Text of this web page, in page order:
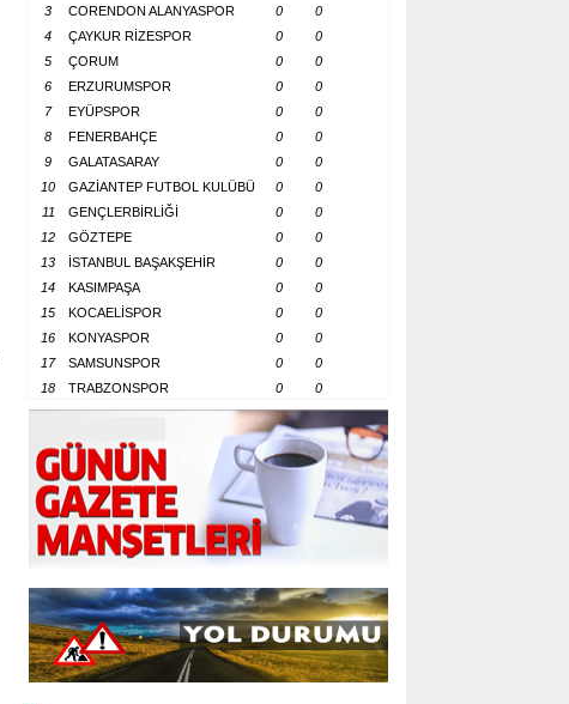
3
CORENDON ALANYASPOR 0
0
4
ÇAYKUR RİZESPOR 0
0
5
ÇORUM 0
0
6
ERZURUMSPOR 0
0
7
EYÜPSPOR 0
0
8
FENERBAHÇE 0
0
9
GALATASARAY 0
0
10
GAZİANTEP FUTBOL KULÜBÜ 0
0
11
GENÇLERBİRLİĞİ 0
0
12
GÖZTEPE 0
0
13
İSTANBUL BAŞAKŞEHİR 0
0
14
KASIMPAŞA 0
0
15
KOCAELİSPOR 0
0
16
KONYASPOR 0
0
17
SAMSUNSPOR 0
0
18
TRABZONSPOR 0 0